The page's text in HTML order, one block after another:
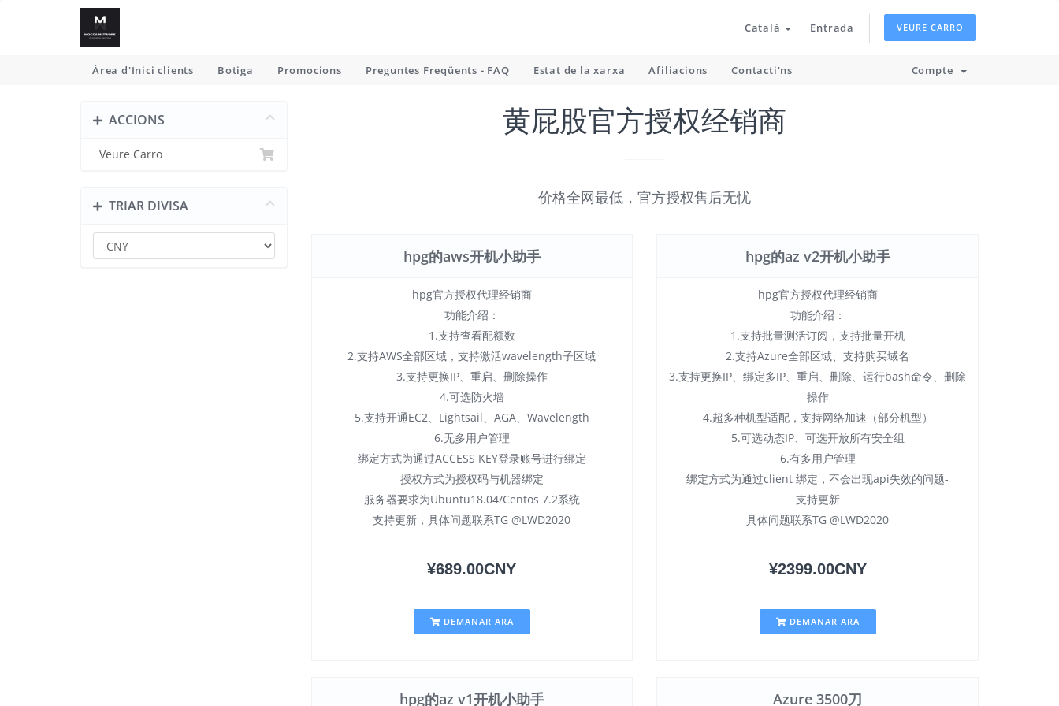
Català Entrada VEURE CARRO
Àrea d'Inici clients Botiga Promocions Preguntes Freqüents - FAQ Estat de la xarxa Afiliacions Contacti'ns Compte
ACCIONS
Veure Carro
TRIAR DIVISA
黄屁股官方授权经销商
价格全网最低，官方授权售后无忧
hpg的aws开机小助手
hpg官方授权代理经销商
功能介绍：
1.支持查看配额数
2.支持AWS全部区域，支持激活wavelength子区域
3.支持更换IP、重启、删除操作
4.可选防火墙
5.支持开通EC2、Lightsail、AGA、Wavelength
6.无多用户管理
绑定方式为通过ACCESS KEY登录账号进行绑定
授权方式为授权码与机器绑定
服务器要求为Ubuntu18.04/Centos 7.2系统
支持更新，具体问题联系TG @LWD2020
¥689.00CNY
DEMANAR ARA
hpg的az v2开机小助手
hpg官方授权代理经销商
功能介绍：
1.支持批量测活订阅，支持批量开机
2.支持Azure全部区域、支持购买域名
3.支持更换IP、绑定多IP、重启、删除、运行bash命令、删除
操作
4.超多种机型适配，支持网络加速（部分机型）
5.可选动态IP、可选开放所有安全组
6.有多用户管理
绑定方式为通过client 绑定，不会出现api失效的问题-
支持更新
具体问题联系TG @LWD2020
¥2399.00CNY
DEMANAR ARA
hpg的az v1开机小助手 Azure 3500刀